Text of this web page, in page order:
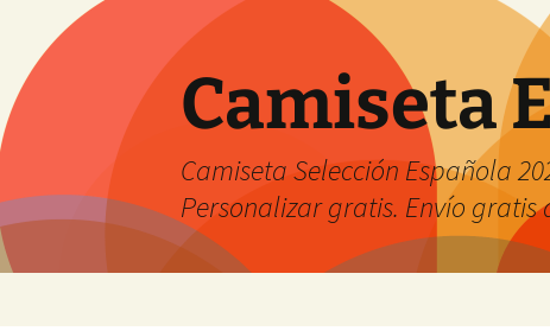
Camiseta
Camiseta Selección Española
Personalizar gratis. Envío gratis